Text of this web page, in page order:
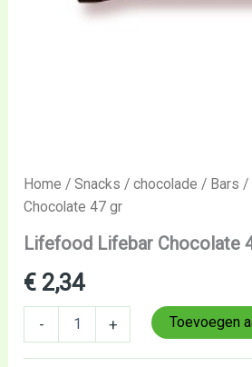
Home /Snacks /chocolade / Bars /
Chocolate 47 gr
Lifefood Lifebar Chocolate
€ 2,34
- + Toevoegen